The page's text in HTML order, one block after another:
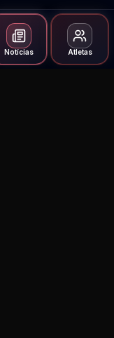
Notícias Atletas